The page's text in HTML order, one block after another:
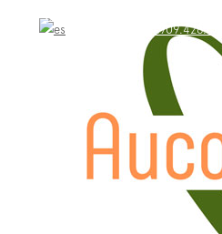
WhatsApp: +84.909.426.406
WhatsApp: +84.909.426.406